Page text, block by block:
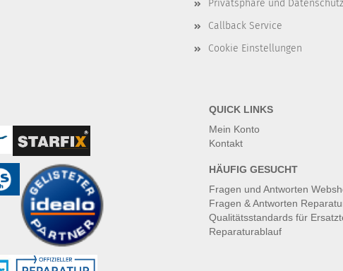
Privatsphäre und Datenschutz
Callback Service
Cookie Einstellungen
QUICK LINKS
Mein Konto
Kontakt
HÄUFIG GESUCHT
Fragen und Antworten
Fragen & Antworten
Qualitätsstandards für
Reparaturablauf